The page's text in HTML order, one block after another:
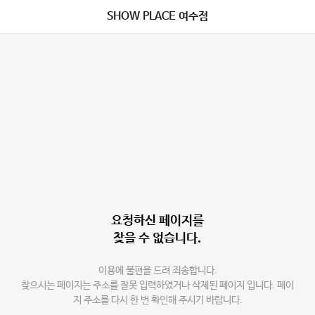
SHOW PLACE 여수점
요청하신 페이지를
찾을 수 없습니다.
이용에 불편을 드려 죄송합니다.
찾으시는 페이지는 주소를 잘못 입력하였거나 삭제된 페이지 입니다. 페이
지 주소를 다시 한 번 확인해 주시기 바랍니다.